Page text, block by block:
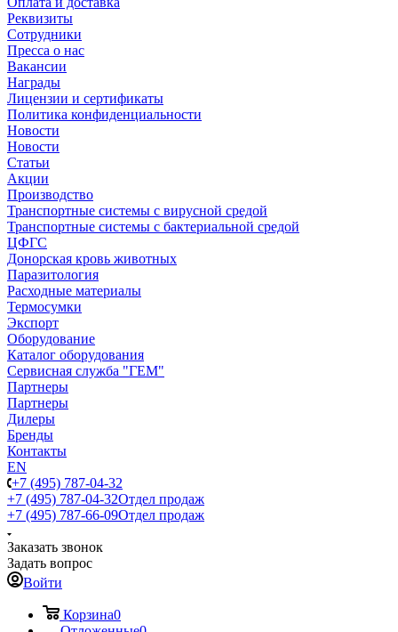
Реквизиты
Сотрудники
Пресса о нас
Вакансии
Награды
Лицензии и сертификаты
Политика конфиденциальности
Новости
Новости
Статьи
Акции
Производство
Транспортные системы с вирусной средой
Транспортные системы с бактериальной средой
ЦФГС
Донорская кровь животных
Паразитология
Расходные материалы
Термосумки
Экспорт
Оборудование
Каталог оборудования
Сервисная служба "ГЕМ"
Партнеры
Партнеры
Дилеры
Бренды
Контакты
EN
+7 (495) 787-04-32
+7 (495) 787-04-32Отдел продаж
+7 (495) 787-66-09Отдел продаж
Заказать звонок
Задать вопрос
Войти
Корзина0